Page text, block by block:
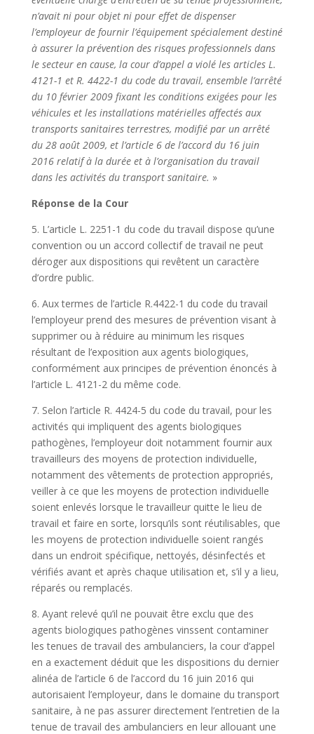
n’avait ni pour objet ni pour effet de dispenser
l’employeur de fournir l’équipement spécialement destiné
à assurer la prévention des risques professionnels dans
le secteur en cause, la cour d’appel a violé les articles L.
4121-1 et R. 4422-1 du code du travail, ensemble l’arrêté
du 10 février 2009 fixant les conditions exigées pour les
véhicules et les installations matérielles affectés aux
transports sanitaires terrestres, modifié par un arrêté
du 28 août 2009, et l’article 6 de l’accord du 16 juin
2016 relatif à la durée et à l’organisation du travail
dans les activités du transport sanitaire. »
Réponse de la Cour
5. L’article L. 2251-1 du code du travail dispose qu’une
convention ou un accord collectif de travail ne peut
déroger aux dispositions qui revêtent un caractère
d’ordre public.
6. Aux termes de l’article R.4422-1 du code du travail
l’employeur prend des mesures de prévention visant à
supprimer ou à réduire au minimum les risques
résultant de l’exposition aux agents biologiques,
conformément aux principes de prévention énoncés à
l’article L. 4121-2 du même code.
7. Selon l’article R. 4424-5 du code du travail, pour les
activités qui impliquent des agents biologiques
pathogènes, l’employeur doit notamment fournir aux
travailleurs des moyens de protection individuelle,
notamment des vêtements de protection appropriés,
veiller à ce que les moyens de protection individuelle
soient enlevés lorsque le travailleur quitte le lieu de
travail et faire en sorte, lorsqu’ils sont réutilisables, que
les moyens de protection individuelle soient rangés
dans un endroit spécifique, nettoyés, désinfectés et
vérifiés avant et après chaque utilisation et, s’il y a lieu,
réparés ou remplacés.
8. Ayant relevé qu’il ne pouvait être exclu que des
agents biologiques pathogènes vinssent contaminer
les tenues de travail des ambulanciers, la cour d’appel
en a exactement déduit que les dispositions du dernier
alinéa de l’article 6 de l’accord du 16 juin 2016 qui
autorisaient l’employeur, dans le domaine du transport
sanitaire, à ne pas assurer directement l’entretien de la
tenue de travail des ambulanciers en leur allouant une